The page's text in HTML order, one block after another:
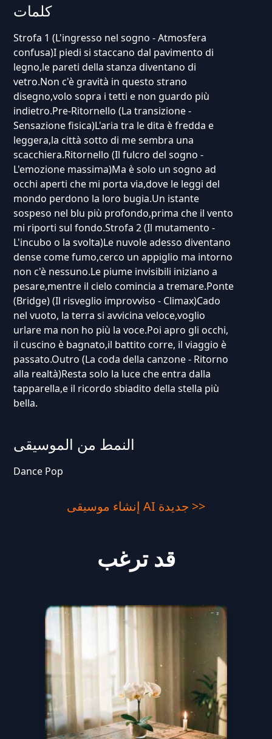
كلمات
Strofa 1 (L'ingresso nel sogno - Atmosfera
confusa)I piedi si staccano dal pavimento di
legno,le pareti della stanza diventano di
vetro.Non c'è gravità in questo strano
disegno,volo sopra i tetti e non guardo più
indietro.Pre-Ritornello (La transizione -
Sensazione fisica)L'aria tra le dita è fredda e
leggera,la città sotto di me sembra una
scacchiera.Ritornello (Il fulcro del sogno -
L'emozione massima)Ma è solo un sogno ad
occhi aperti che mi porta via,dove le leggi del
mondo perdono la loro bugia.Un istante
sospeso nel blu più profondo,prima che il vento
mi riporti sul fondo.Strofa 2 (Il mutamento -
L'incubo o la svolta)Le nuvole adesso diventano
dense come fumo,cerco un appiglio ma intorno
non c'è nessuno.Le piume invisibili iniziano a
pesare,mentre il cielo comincia a tremare.Ponte
(Bridge) (Il risveglio improvviso - Climax)Cado
nel vuoto, la terra si avvicina veloce,voglio
urlare ma non ho più la voce.Poi apro gli occhi,
il cuscino è bagnato,il battito corre, il viaggio è
passato.Outro (La coda della canzone - Ritorno
alla realtà)Resta solo la luce che entra dalla
tapparella,e il ricordo sbiadito della stella più
bella.
النمط من الموسيقى
Dance Pop
إنشاء موسيقى AI جديدة >>
قد ترغب